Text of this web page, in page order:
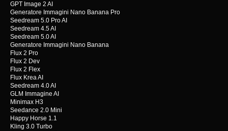
GPT Image 2 AI
Generatore Immagini Nano Banana Pro
Seedream 5.0 Pro AI
Seedream 4.5 AI
Seedream 5.0 AI
Generatore Immagini Nano Banana
Flux 2 Pro
Flux 2 Dev
Flux 2 Flex
Flux Krea AI
Seedream 4.0 AI
GLM Immagine AI
Minimax H3
Seedance 2.0 Mini
Happy Horse 1.1
Kling 3.0 Turbo